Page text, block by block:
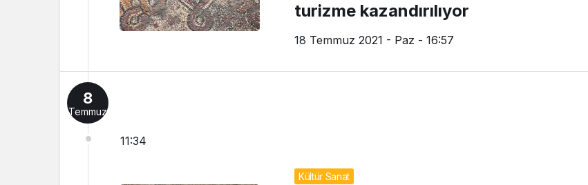
turizme kazandırılıyor
18 Temmuz 2021 - Paz - 16:57
8
Temmuz
11:34
Kültür Sanat